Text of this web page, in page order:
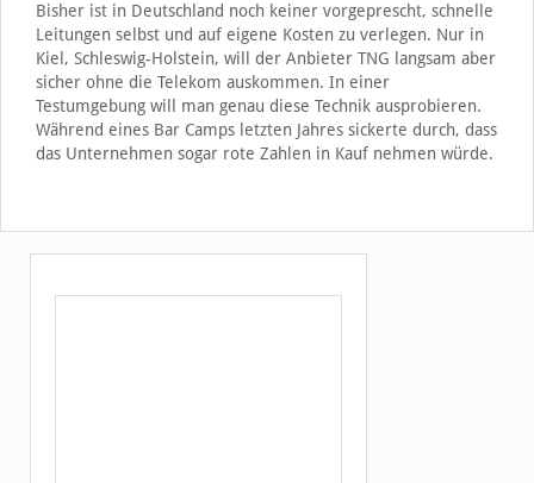
Bisher ist in Deutschland noch keiner vorgeprescht, schnelle
Leitungen selbst und auf eigene Kosten zu verlegen. Nur in
Kiel, Schleswig-Holstein, will der Anbieter TNG langsam aber
sicher ohne die Telekom auskommen. In einer
Testumgebung will man genau diese Technik ausprobieren.
Während eines Bar Camps letzten Jahres sickerte durch, dass
das Unternehmen sogar rote Zahlen in Kauf nehmen würde.